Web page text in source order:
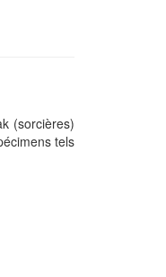
(sorcières)
tels